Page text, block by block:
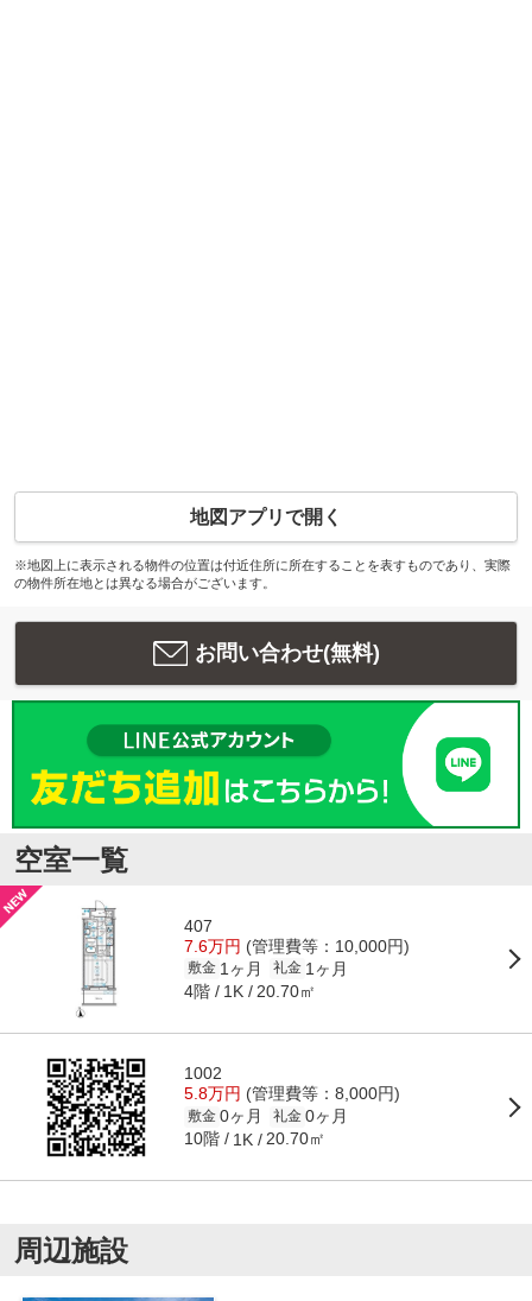
地図アプリで開く
※地図上に表示される物件の位置は付近住所に所在することを表すものであり、実際
の物件所在地とは異なる場合がございます。
お問い合わせ(無料)
空室一覧
407
7.6万円 (管理費等：10,000円)
敷金 1ヶ月 礼金 1ヶ月
4階 1K 20.70㎡
1002
5.8万円 (管理費等：8,000円)
敷金 0ヶ月 礼金 0ヶ月
10階 1K 20.70㎡
周辺施設